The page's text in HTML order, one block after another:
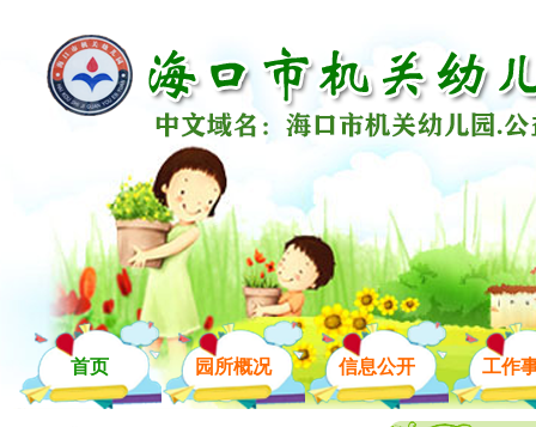
首页 园所概况 信息公开 工作